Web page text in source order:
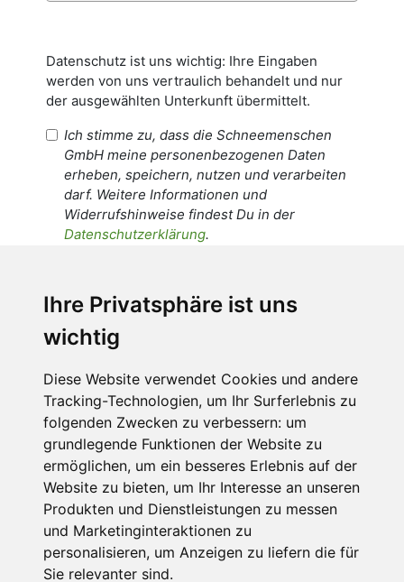
Ihre Privatsphäre ist uns
wichtig
Diese Website verwendet Cookies und andere
Tracking-Technologien, um Ihr Surferlebnis zu
folgenden Zwecken zu verbessern: um
grundlegende Funktionen der Website zu
ermöglichen, um ein besseres Erlebnis auf der
Website zu bieten, um Ihr Interesse an unseren
Produkten und Dienstleistungen zu messen
und Marketinginteraktionen zu
personalisieren, um Anzeigen zu liefern die für
Sie relevanter sind.
Datenschutz ist uns wichtig: Ihre Eingaben
werden von uns vertraulich behandelt und nur
der ausgewählten Unterkunft übermittelt.
Ich stimme zu, dass die Schneemenschen
GmbH meine personenbezogenen Daten
erheben, speichern, nutzen und verarbeiten
darf. Weitere Informationen und
Widerrufshinweise findest Du in der
Datenschutzerklärung.
personenbezogenen Daten an den
Empfänger dieser Nachricht weitergeleitet
werden dürfen. Weitere Informationen und
Widerrufshinweise findest Du in der
Datenschutzerklärung.
Anfrage abschicken
Diese Seite ist durch reCAPTCHA geschützt und es
gelten die GoogleDatenschutzerklärung und
Nutzungsbedingungen.